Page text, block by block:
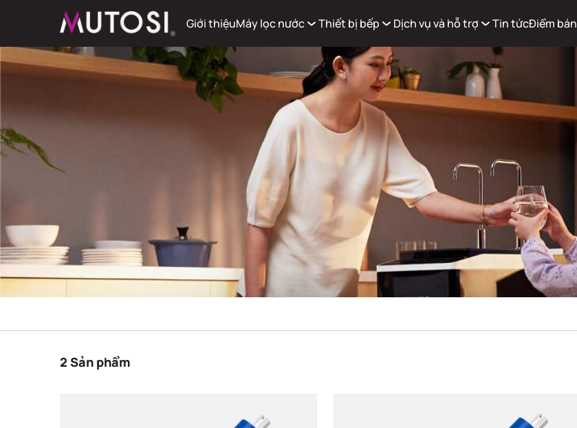
Giới thiệuMáy lọc nước Thiết bị bếp Dịch vụ và hỗ trợ Tin tứcĐiểm bán
2 Sản phẩm